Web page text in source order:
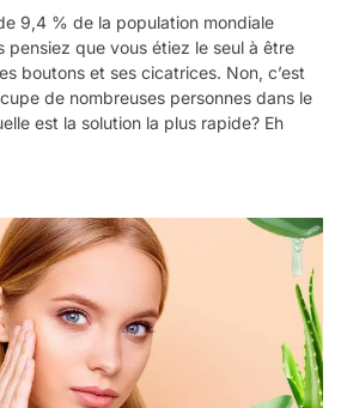
9,4 % de la population mondiale
pensiez que vous étiez le seul à être
boutons et ses cicatrices. Non, c’est
de nombreuses personnes dans le
est la solution la plus rapide? Eh